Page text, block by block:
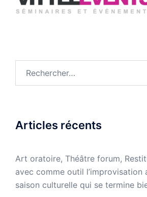
Articles récents
Art oratoire, Théâtre forum,
avec comme outil l’improvisation
saison culturelle qui se termine